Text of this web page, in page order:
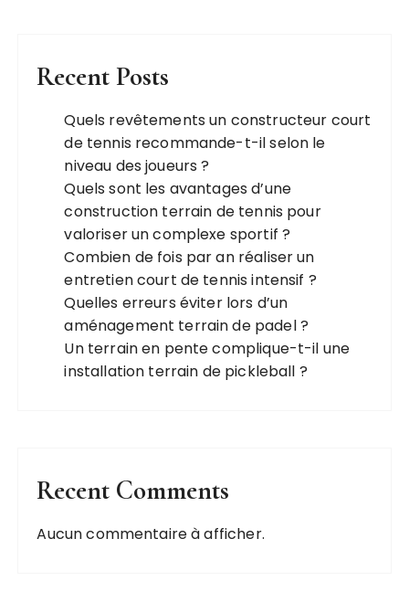
Recent Posts
Quels revêtements un constructeur court
de tennis recommande-t-il selon le
niveau des joueurs ?
Quels sont les avantages d’une
construction terrain de tennis pour
valoriser un complexe sportif ?
Combien de fois par an réaliser un
entretien court de tennis intensif ?
Quelles erreurs éviter lors d’un
aménagement terrain de padel ?
Un terrain en pente complique-t-il une
installation terrain de pickleball ?
Recent Comments
Aucun commentaire à afficher.